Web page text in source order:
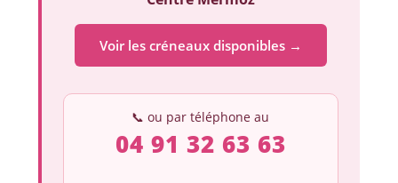
Voir les créneaux disponibles →
📞 ou par téléphone au
04 91 32 63 63